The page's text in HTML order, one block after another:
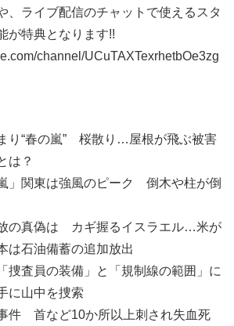
、ライブ配信のチャットで使えるスタ
が特典となります!!
channel/UCuTAXTexrhetbOe3zg
り“春の嵐” 桜散り…屋根が飛ぶ被害
は？
」関東は強風のピーク 倒木や柱が倒
放の真偽は カギ握るイスラエル…米が
石油備蓄の追加放出
捜査員の装備」と「規制線の範囲」に
に山中を捜索
件 首など10か所以上刺され失血死